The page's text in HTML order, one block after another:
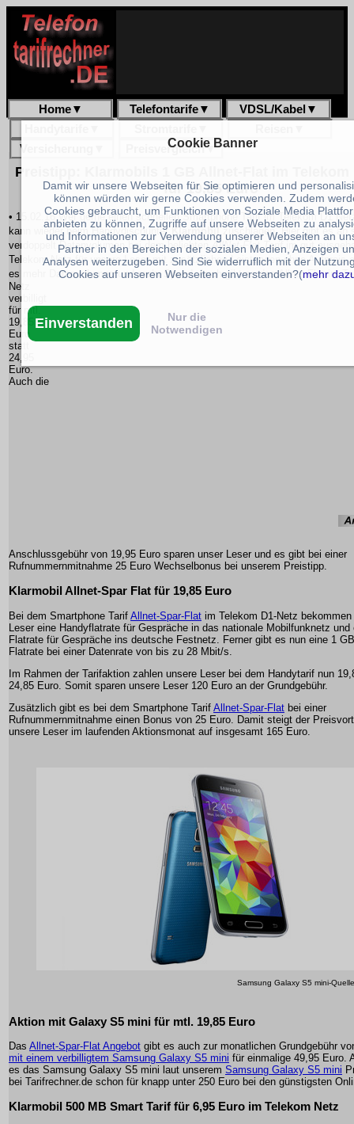
Home▼ Telefontarife▼ VDSL/Kabel ▼
Versicherung
Preisvergleich▼
Preistipp: Klarmobils 1 GB Allnet-Flat im Telekom
für 19,85 Euro
• 15.02.16 Wer gerne einen schnellen Smartphone Tarif im Telekom D1
kann wieder beim Handydiscounter Klarmobilzuschlagen. Hier gibt es ab
verdoppelt Datenvolumen bei dem beliebtenAllNet-Flat Tarifim gut
Telekom Netz für unsere Leser mit zusätzlichen Leistungen ohne Aufpreis
es mehr Datenvolumen und mehr Speed. Auch gibt es das Allnet-Flat im
Netz
verbilligt
für mtl.
19,85
Euro
statt
24,95
Euro.
Auch die
Anschlussgebühr von 19,95 Euro sparen unser Leser und es gibt bei einer
Rufnummernmitnahme 25 Euro Wechselbonus bei unserem Preistipp.
Klarmobil Allnet-Spar Flat für 19,85 Euro
Bei dem Smartphone Tarif Allnet-Spar-Flat im Telekom D1-Netz bekommen
Leser eine Handyflatrate für Gespräche in das nationale Mobilfunknetz und
Flatrate für Gespräche ins deutsche Festnetz. Ferner gibt es nun eine 1
Flatrate bei einer Datenrate von bis zu 28 Mbit/s.
Im Rahmen der Tarifaktion zahlen unsere Leser bei dem Handytarif nun
24,85 Euro. Somit sparen unsere Leser 120 Euro an der Grundgebühr.
Zusätzlich gibt es bei dem Smartphone Tarif Allnet-Spar-Flat bei einer
Rufnummernmitnahme einen Bonus von 25 Euro. Damit steigt der
unsere Leser im laufenden Aktionsmonat auf insgesamt 165 Euro.
Samsung Galaxy S5 mini-
Aktion mit Galaxy S5 mini für mtl. 19,85 Euro
Das Allnet-Spar-Flat Angebot gibt es auch zur monatlichen Grundgebühr
mit einem verbilligtem Samsung Galaxy S5 mini für einmalige 49,95 Euro.
es das Samsung Galaxy S5 mini laut unserem Samsung Galaxy S5 mini
bei Tarifrechner.de schon für knapp unter 250 Euro bei den günstigsten
Klarmobil 500 MB Smart Tarif für 6,95 Euro im Telekom Netz
Cookie Banner
Damit wir unsere Webseiten für Sie optimieren und
können würden wir gerne Cookies verwenden. Zudem
Cookies gebraucht, um Funktionen von Soziale Media
anbieten zu können, Zugriffe auf unsere Webseiten zu
und Informationen zur Verwendung unserer Webseiten an
Partner in den Bereichen der sozialen Medien, Anzeigen
Analysen weiterzugeben. Sind Sie widerruflich mit der
Cookies auf unseren Webseiten einverstanden?(mehr
Einverstanden
Nur die
Notwendigen